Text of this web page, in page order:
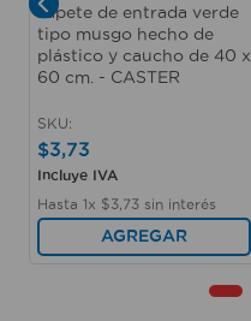
Tapete de entrada verde
tipo musgo hecho de
plástico y caucho de 40 x
60 cm. - CASTER
SKU:
$3,73
Incluye IVA
Hasta 1x $3 73 sin interés
AGREGAR